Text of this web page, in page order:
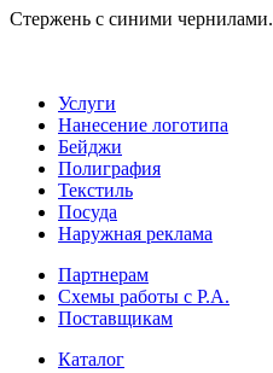
Стержень с синими чернилами.
Услуги
Нанесение логотипа
Бейджи
Полиграфия
Текстиль
Посуда
Наружная реклама
Партнерам
Схемы работы с Р.А.
Поставщикам
Каталог